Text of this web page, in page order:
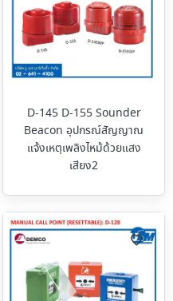
D-145 D-155 Sounder
Beacon อุปกรณ์สัญญาณ
แจ้งเหตุเพลิงไหม้ด้วยแสง
เสียง2